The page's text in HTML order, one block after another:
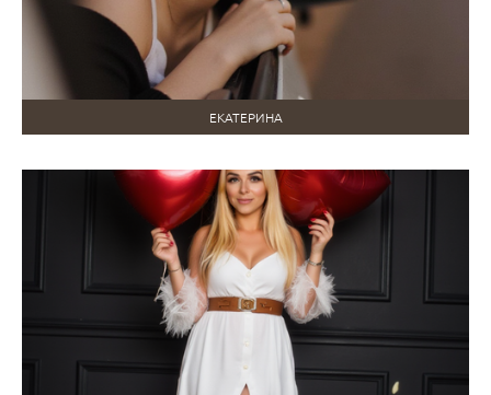
ЕКАТЕРИНА